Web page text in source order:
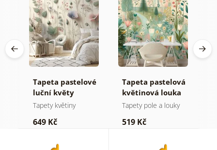
Tapeta pastelové
luční květy
Tapety květiny
649 Kč
Tapeta pastelová
květinová louka
Tapety pole a louky
519 Kč